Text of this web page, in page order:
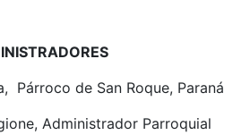
Párroco de San Roque, Paraná
Administrador Parroquial